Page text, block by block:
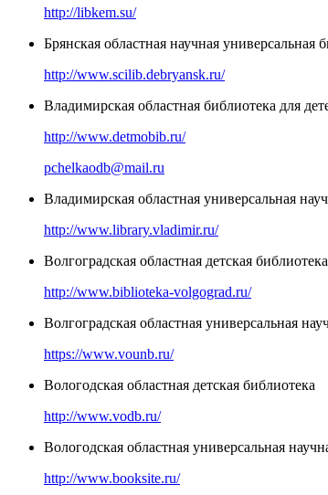
http://libkem.su/
Брянская областная научная
http://www.scilib.debryansk.ru/
Владимирская областная библиотека для
http://www.detmobib.ru/
pchelkaodb@mail.ru
Владимирская областная универсальная
http://www.library.vladimir.ru/
Волгоградская областная детская библиотека
http://www.biblioteka-volgograd.ru/
Волгоградская областная универсальная
https://www.vounb.ru/
Вологодская областная детская библиотека
http://www.vodb.ru/
Вологодская областная универсальная
http://www.booksite.ru/